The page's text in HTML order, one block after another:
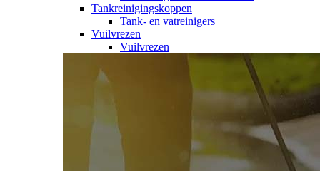
Tankreinigingskoppen
Tank- en vatreinigers
Vuilvrezen
Vuilvrezen